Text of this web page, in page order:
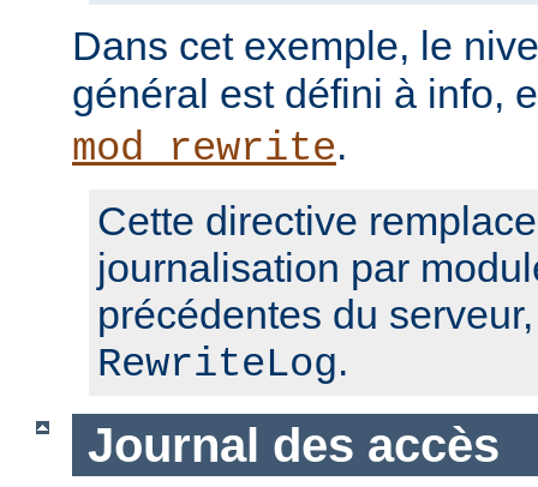
Dans cet exemple, le
général est défini à info,
mod_rewrite.
Cette directive
journalisation par
précédentes du
RewriteLog.
Journal des accès